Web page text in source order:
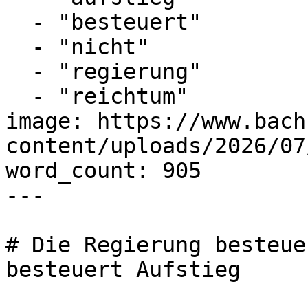
image: https://
content/uploads/2026/
word_count: 905
---
# Die Regierung
besteuert Aufstieg